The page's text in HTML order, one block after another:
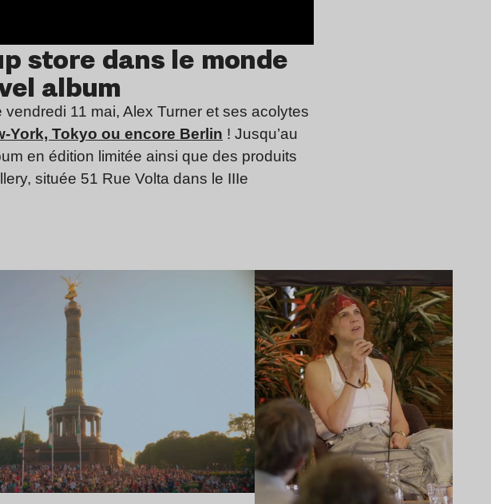
store dans le monde
album
vendredi 11 mai, Alex Turner et ses acolytes
York, Tokyo ou encore Berlin ! Jusqu’au
en édition limitée ainsi que des produits
située 51 Rue Volta dans le IIIe
Lire l’article